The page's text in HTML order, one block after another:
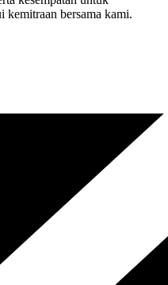
kemitraan bersama kami.